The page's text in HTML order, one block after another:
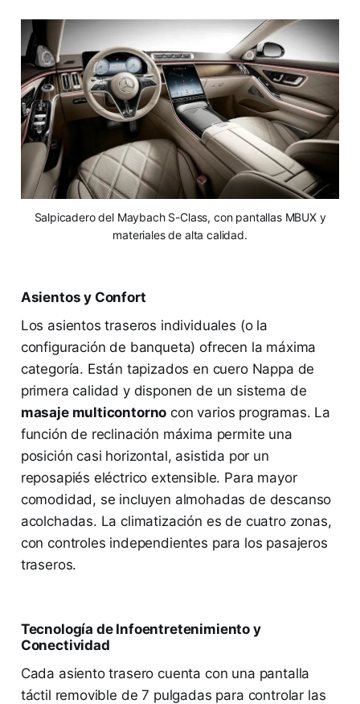
Salpicadero del Maybach S-Class, con pantallas MBUX y
materiales de alta calidad.
Asientos y Confort
Los asientos traseros individuales (o la
configuración de banqueta) ofrecen la máxima
categoría. Están tapizados en cuero Nappa de
primera calidad y disponen de un sistema de
masaje multicontorno con varios programas. La
función de reclinación máxima permite una
posición casi horizontal, asistida por un
reposapiés eléctrico extensible. Para mayor
comodidad, se incluyen almohadas de descanso
acolchadas. La climatización es de cuatro zonas,
con controles independientes para los pasajeros
traseros.
Tecnología de Infoentretenimiento y
Conectividad
Cada asiento trasero cuenta con una pantalla
táctil removible de 7 pulgadas para controlar las